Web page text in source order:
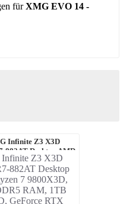
fürXMG EVO 14 -
Infinite Z3 X3D
882AT Desktop AMD
7 9800X3D, 32 ...